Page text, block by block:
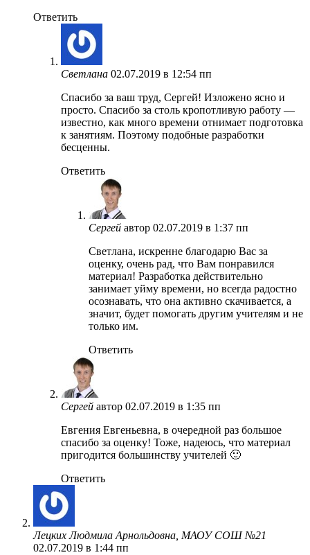
Ответить
Светлана 02.07.2019 в 12:54 пп
Спасибо за ваш труд, Сергей! Изложено ясно и
просто. Спасибо за столь кропотливую работу —
известно, как много времени отнимает подготовка
к занятиям. Поэтому подобные разработки
бесценны.
Ответить
Сергей автор 02.07.2019 в 1:37 пп
Светлана, искренне благодарю Вас за
оценку, очень рад, что Вам понравился
материал! Разработка действительно
занимает уйму времени, но всегда радостно
осознавать, что она активно скачивается, а
значит, будет помогать другим учителям и не
только им.
Ответить
Сергей автор 02.07.2019 в 1:35 пп
Евгения Евгеньевна, в очередной раз большое
спасибо за оценку! Тоже, надеюсь, что материал
пригодится большинству учителей 🙂
Ответить
Лецких Людмила Арнольдовна, МАОУ СОШ №21
02.07.2019 в 1:44 пп